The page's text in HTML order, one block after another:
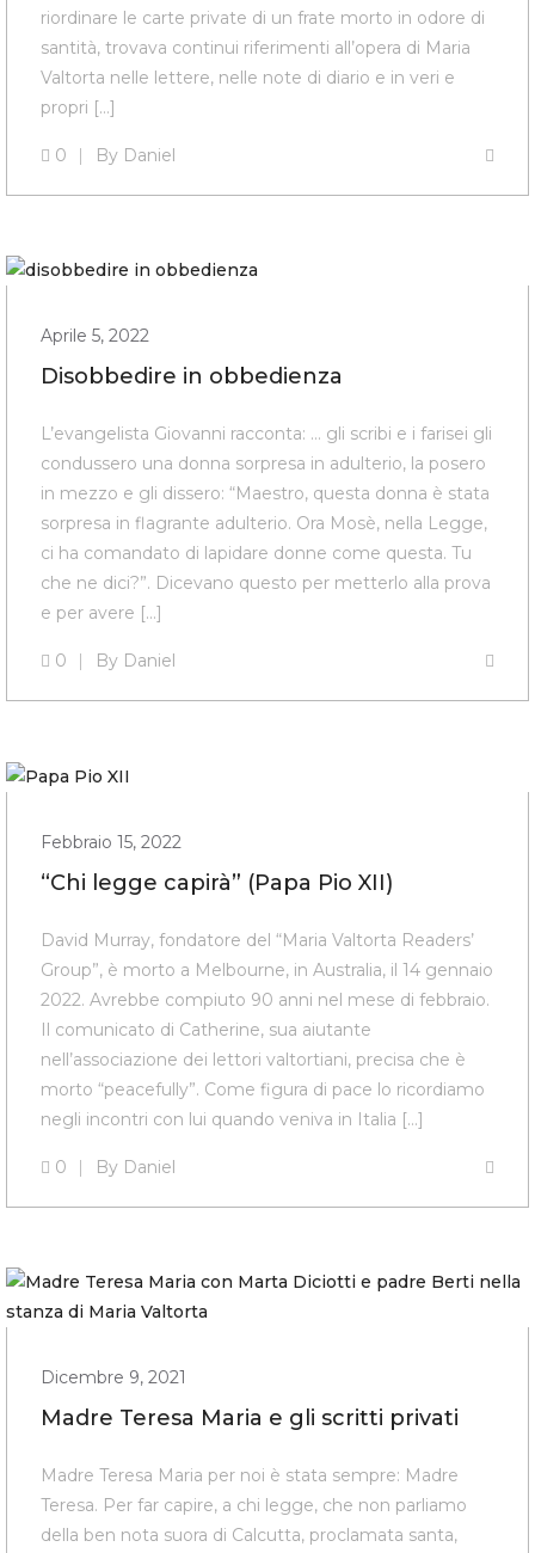
riordinare le carte private di un frate morto in odore di
santità, trovava continui riferimenti all’opera di Maria
Valtorta nelle lettere, nelle note di diario e in veri e
propri […]
0 By Daniel
Aprile 5, 2022
Disobbedire in obbedienza
L’evangelista Giovanni racconta: … gli scribi e i farisei gli
condussero una donna sorpresa in adulterio, la posero
in mezzo e gli dissero: “Maestro, questa donna è stata
sorpresa in flagrante adulterio. Ora Mosè, nella Legge,
ci ha comandato di lapidare donne come questa. Tu
che ne dici?”. Dicevano questo per metterlo alla prova
e per avere […]
0 By Daniel
Febbraio 15, 2022
“Chi legge capirà” (Papa Pio XII)
David Murray, fondatore del “Maria Valtorta Readers’
Group”, è morto a Melbourne, in Australia, il 14 gennaio
2022. Avrebbe compiuto 90 anni nel mese di febbraio.
Il comunicato di Catherine, sua aiutante
nell’associazione dei lettori valtortiani, precisa che è
morto “peacefully”. Come figura di pace lo ricordiamo
negli incontri con lui quando veniva in Italia […]
0 By Daniel
Dicembre 9, 2021
Madre Teresa Maria e gli scritti privati
Madre Teresa Maria per noi è stata sempre: Madre
Teresa. Per far capire, a chi legge, che non parliamo
della ben nota suora di Calcutta, proclamata santa,